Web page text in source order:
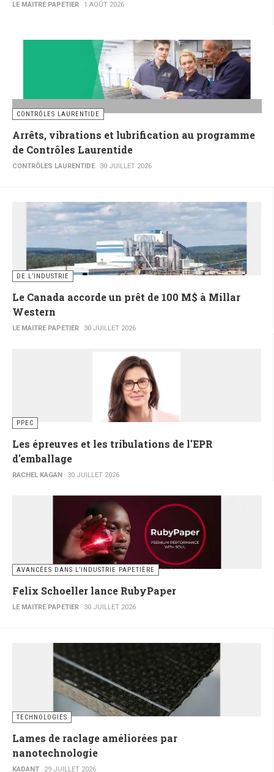
LE MAITRE PAPETIER 1 AOÛT 2026
CONTRÔLES LAURENTIDE
Arrêts, vibrations et lubrification au programme
de Contrôles Laurentide
CONTRÔLES LAURENTIDE 30 JUILLET 2026
DE L’INDUSTRIE
Le Canada accorde un prêt de 100 M$ à Millar
Western
LE MAITRE PAPETIER 30 JUILLET 2026
PPEC
Les épreuves et les tribulations de l'EPR
d'emballage
RACHEL KAGAN 30 JUILLET 2026
AVANCÉES DANS L’INDUSTRIE PAPETIÈRE
Felix Schoeller lance RubyPaper
LE MAITRE PAPETIER 30 JUILLET 2026
TECHNOLOGIES
Lames de raclage améliorées par
nanotechnologie
KADANT 29 JUILLET 2026